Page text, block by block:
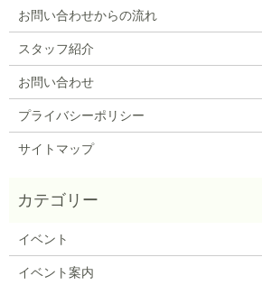
お問い合わせからの流れ
スタッフ紹介
お問い合わせ
プライバシーポリシー
サイトマップ
イベント
イベント案内